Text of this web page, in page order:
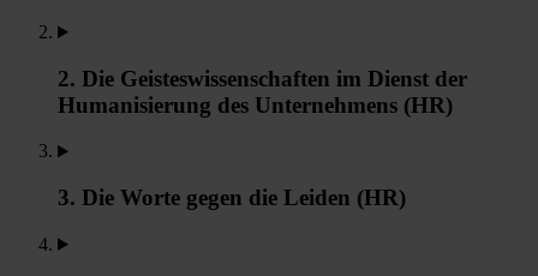
2. Die Geisteswissenschaften im Dienst der
Humanisierung des Unternehmens (HR)
3. Die Worte gegen die Leiden (HR)